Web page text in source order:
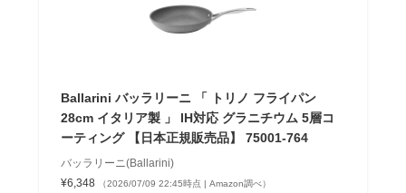
Ballarini バッラリーニ 「 トリノ フライパン
28cm イタリア製 」 IH対応 グラニチウム 5層コ
ーティング 【日本正規販売品】 75001-764
バッラリーニ(Ballarini)
¥6,348
（2026/07/09 22:45時点 | Amazon調べ）